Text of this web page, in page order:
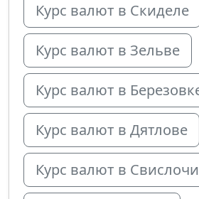
Курс валют в Скиделе
Курс валют в Зельве
Курс валют в
Курс валют в Дятлове
Курс валют в Свислочи